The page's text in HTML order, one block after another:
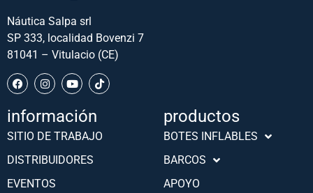
Náutica Salpa srl
SP 333, localidad Bovenzi 7
81041 – Vitulacio (CE)
información
SITIO DE TRABAJO
DISTRIBUIDORES
EVENTOS
productos
BOTES INFLABLES
BARCOS
APOYO